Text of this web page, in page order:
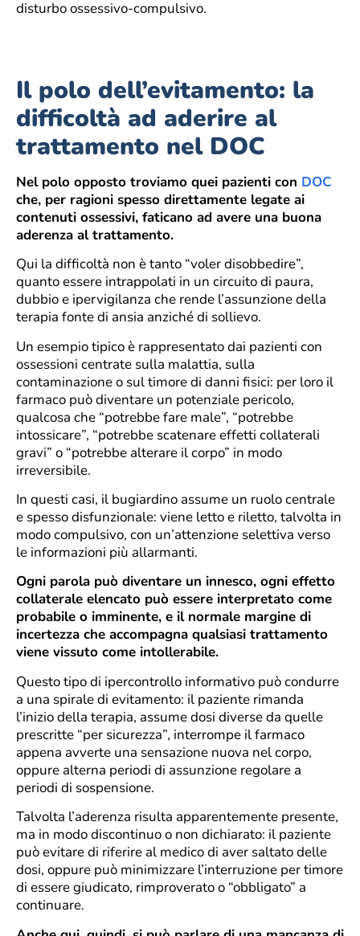
disturbo ossessivo-compulsivo.
Il polo dell’evitamento: la
difficoltà ad aderire al
trattamento nel DOC
Nel polo opposto troviamo quei pazienti con DOC
che, per ragioni spesso direttamente legate ai
contenuti ossessivi, faticano ad avere una buona
aderenza al trattamento.
Qui la difficoltà non è tanto “voler disobbedire”,
quanto essere intrappolati in un circuito di paura,
dubbio e ipervigilanza che rende l’assunzione della
terapia fonte di ansia anziché di sollievo.
Un esempio tipico è rappresentato dai pazienti con
ossessioni centrate sulla malattia, sulla
contaminazione o sul timore di danni fisici: per loro il
farmaco può diventare un potenziale pericolo,
qualcosa che “potrebbe fare male”, “potrebbe
intossicare”, “potrebbe scatenare effetti collaterali
gravi” o “potrebbe alterare il corpo” in modo
irreversibile.
In questi casi, il bugiardino assume un ruolo centrale
e spesso disfunzionale: viene letto e riletto, talvolta in
modo compulsivo, con un’attenzione selettiva verso
le informazioni più allarmanti.
Ogni parola può diventare un innesco, ogni effetto
collaterale elencato può essere interpretato come
probabile o imminente, e il normale margine di
incertezza che accompagna qualsiasi trattamento
viene vissuto come intollerabile.
Questo tipo di ipercontrollo informativo può condurre
a una spirale di evitamento: il paziente rimanda
l’inizio della terapia, assume dosi diverse da quelle
prescritte “per sicurezza”, interrompe il farmaco
appena avverte una sensazione nuova nel corpo,
oppure alterna periodi di assunzione regolare a
periodi di sospensione.
Talvolta l’aderenza risulta apparentemente presente,
ma in modo discontinuo o non dichiarato: il paziente
può evitare di riferire al medico di aver saltato delle
dosi, oppure può minimizzare l’interruzione per timore
di essere giudicato, rimproverato o “obbligato” a
continuare.